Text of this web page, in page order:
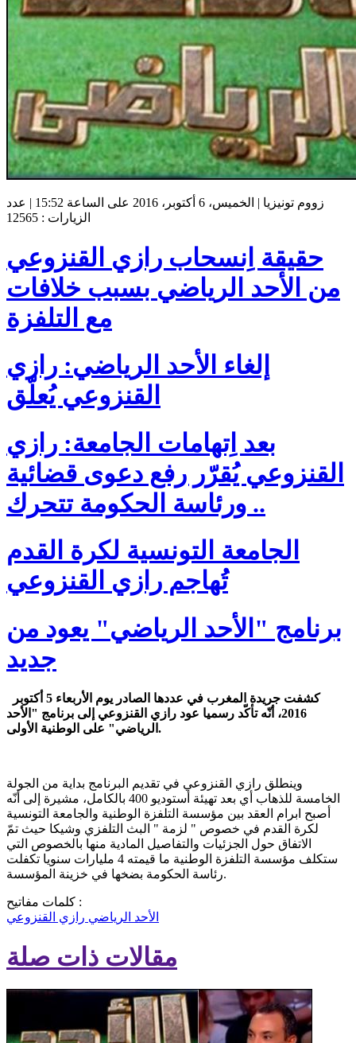
زووم تونيزيا | الخميس، 6 أكتوبر، 2016 على الساعة 15:52 | عدد
الزيارات : 12565
حقيقة اِنسحاب رازي القنزوعي
من الأحد الرياضي بسبب خلافات
مع التلفزة
إلغاء الأحد الرياضي: رازي
القنزوعي يُعلّق
بعد اِتهامات الجامعة: رازي
القنزوعي يُقرّر رفع دعوى قضائية
.. ورئاسة الحكومة تتحرك
الجامعة التونسية لكرة القدم
تُهاجم رازي القنزوعي
برنامج "الأحد الرياضي" يعود من
جديد
2016، أنّه تأكّد رسميا عود رازي القنزوعي إلى برنامج "الأحد
الرياضي" على الوطنية الأولى.
وينطلق رازي القنزوعي في تقديم البرنامج بداية من الجولة
الخامسة للذهاب أي بعد تهيئة أستوديو 400 بالكامل، مشيرة إلى أنّه
أصبح ابرام العقد بين مؤسسة التلفزة الوطنية والجامعة التونسية
لكرة القدم في خصوص " لزمة " البث التلفزي وشيكا حيث تمّ
الاتفاق حول الجزئيات والتفاصيل المادية منها بالخصوص التي
ستكلف مؤسسة التلفزة الوطنية ما قيمته 4 مليارات سنويا تكفلت
رئاسة الحكومة بضخها في خزينة المؤسسة.
كلمات مفاتيح :
الأحد الرياضي رازي القنزوعي
مقالات ذات صلة